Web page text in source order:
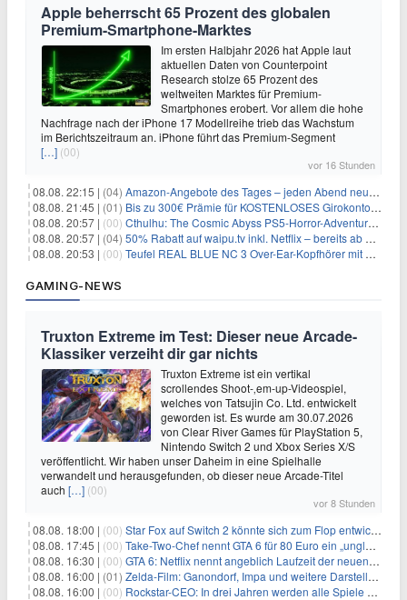
Apple beherrscht 65 Prozent des globalen
Premium-Smartphone-Marktes
Im ersten Halbjahr 2026 hat Apple laut
aktuellen Daten von Counterpoint
Research stolze 65 Prozent des
weltweiten Marktes für Premium-
Smartphones erobert. Vor allem die hohe
Nachfrage nach der iPhone 17 Modellreihe trieb das Wachstum
im Berichtszeitraum an. iPhone führt das Premium-Segment
[…] (00)
vor 16 Stunden
08.08. 22:15 | (04) Amazon-Angebote des Tages – jeden Abend neue Deals zum Stöbern
08.08. 21:45 | (01) Bis zu 300€ Prämie für KOSTENLOSES Girokonto bei der Santander – 50€ schon nach 1 Woche!
08.08. 20:57 | (00) Cthulhu: The Cosmic Abyss PS5-Horror-Adventure für 27,99€
08.08. 20:57 | (04) 50% Rabatt auf waipu.tv inkl. Netflix – bereits ab 9€/Monat (statt 17,99€)
08.08. 20:53 | (00) Teufel REAL BLUE NC 3 Over-Ear-Kopfhörer mit ANC für 149,99€
GAMING-NEWS
Truxton Extreme im Test: Dieser neue Arcade-
Klassiker verzeiht dir gar nichts
Truxton Extreme ist ein vertikal
scrollendes Shoot-‚em-up-Videospiel,
welches von Tatsujin Co. Ltd. entwickelt
geworden ist. Es wurde am 30.07.2026
von Clear River Games für PlayStation 5,
Nintendo Switch 2 und Xbox Series X/S
veröffentlicht. Wir haben unser Daheim in eine Spielhalle
verwandelt und herausgefunden, ob dieser neue Arcade-Titel
auch […] (00)
vor 8 Stunden
08.08. 18:00 | (00) Star Fox auf Switch 2 könnte sich zum Flop entwickeln
08.08. 17:45 | (00) Take-Two-Chef nennt GTA 6 für 80 Euro ein „unglaubliches Schnäppchen“
08.08. 16:30 | (00) GTA 6: Netflix nennt angeblich Laufzeit der neuen Gameplay-Präsentation
08.08. 16:00 | (01) Zelda-Film: Ganondorf, Impa und weitere Darsteller sollen feststehen
08.08. 16:00 | (00) Rockstar-CEO: In drei Jahren werden alle Spiele gestreamt